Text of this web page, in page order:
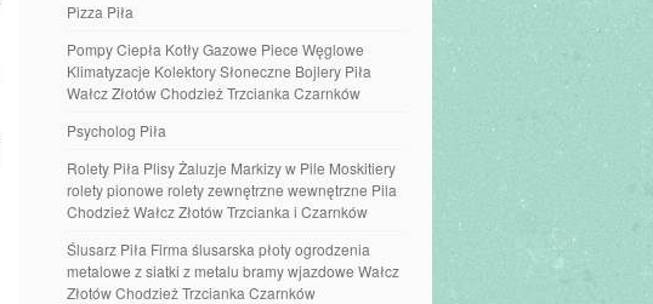
Pizza Piła
Pompy Ciepła Kotły Gazowe Piece Węglowe
Klimatyzacje Kolektory Słoneczne Bojlery Piła
Wałcz Złotów Chodzież Trzcianka Czarnków
Psycholog Piła
Rolety Piła Plisy Żaluzje Markizy w Pile Moskitiery
rolety pionowe rolety zewnętrzne wewnętrzne Pila
Chodzież Wałcz Złotów Trzcianka i Czarnków
Ślusarz Piła Firma ślusarska płoty ogrodzenia
metalowe z siatki z metalu bramy wjazdowe Wałcz
Złotów Chodzież Trzcianka Czarnków